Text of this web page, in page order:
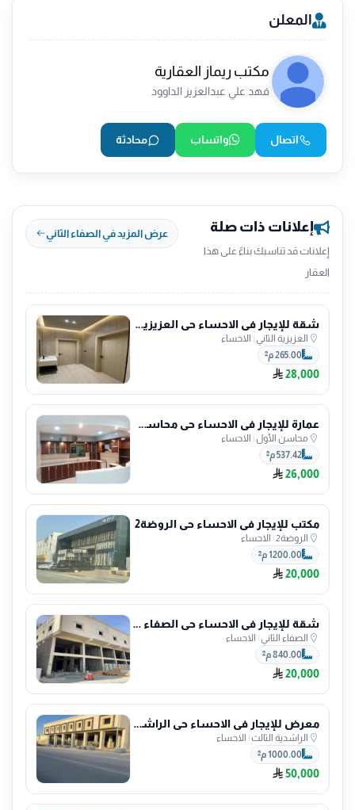
المعلن
مكتب ريماز العقارية
فهد علي عبدالعزيز الداوود
اتصال واتساب محادثة
إعلانات ذات صلة
إعلانات قد تناسبك بناءً على هذا
العقار
عرض المزيد في الصفاء الثاني
شقة للإيجار في الاحساء حي العزيزية الثاني
العزيزية الثاني | الاحساء
265.00 م²
28,000
عمارة للإيجار في الاحساء حي محاسن الأول
محاسن الأول| الاحساء
537.42 م²
26,000
مكتب للإيجار في الاحساء حي الروضة2
الروضة2 | الاحساء
1200.00 م²
20,000
شقة للإيجار في الاحساء حي الصفاء الثاني
الصفاء الثاني | الاحساء
840.00 م²
20,000
معرض للإيجار في الاحساء حي الراشدية الثالث
الراشدية الثالث| الاحساء
1000.00 م²
50,000